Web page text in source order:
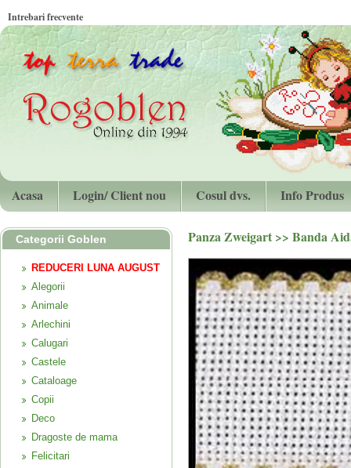
Intrebari frecvente
Acasa Login/ Client nou Cosul dvs. Info Produs
Categorii Goblen
REDUCERI LUNA AUGUST
Alegorii
Animale
Arlechini
Calugari
Castele
Cataloage
Copii
Deco
Dragoste de mama
Felicitari
Panza Zweigart >> Banda